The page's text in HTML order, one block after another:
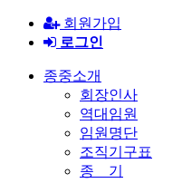
회원가입
로그인
종중소개
회장인사
역대임원
임원명단
조직기구표
종 기